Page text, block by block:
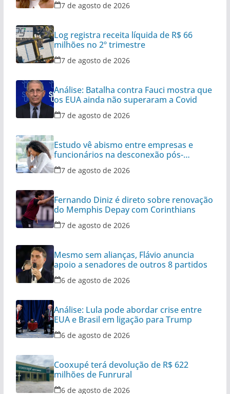
7 de agosto de 2026
Log registra receita líquida de R$ 66
milhões no 2º trimestre
7 de agosto de 2026
Análise: Batalha contra Fauci mostra que
os EUA ainda não superaram a Covid
7 de agosto de 2026
Estudo vê abismo entre empresas e
funcionários na desconexão pós-
expediente
7 de agosto de 2026
Fernando Diniz é direto sobre renovação
do Memphis Depay com Corinthians
7 de agosto de 2026
Mesmo sem alianças, Flávio anuncia
apoio a senadores de outros 8 partidos
6 de agosto de 2026
Análise: Lula pode abordar crise entre
EUA e Brasil em ligação para Trump
6 de agosto de 2026
Cooxupé terá devolução de R$ 622
milhões de Funrural
6 de agosto de 2026